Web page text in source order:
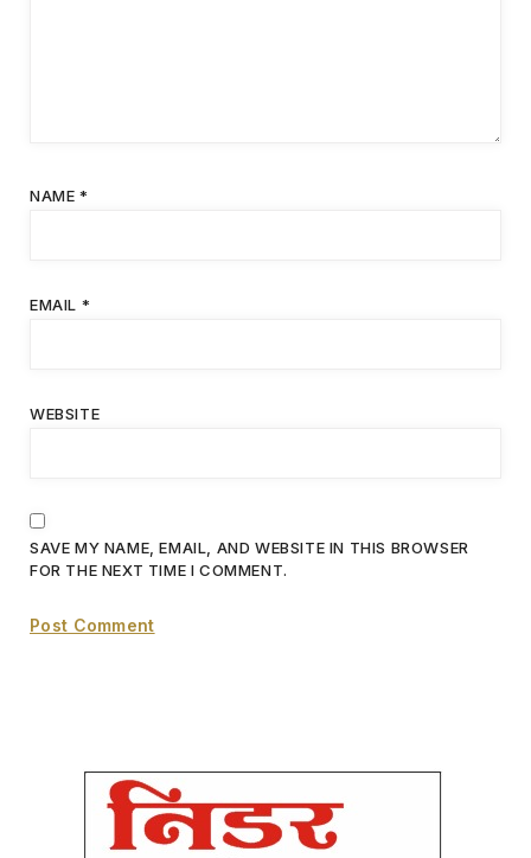
NAME *
EMAIL *
WEBSITE
SAVE MY NAME, EMAIL, AND WEBSITE IN THIS BROWSER
FOR THE NEXT TIME I COMMENT.